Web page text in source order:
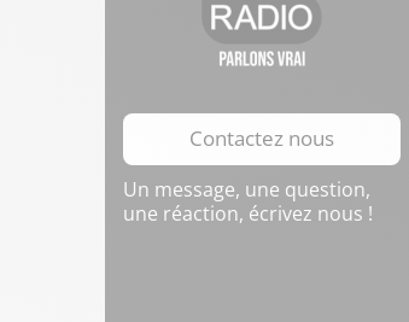
Contactez nous
Un message, une question,
une réaction, écrivez nous !